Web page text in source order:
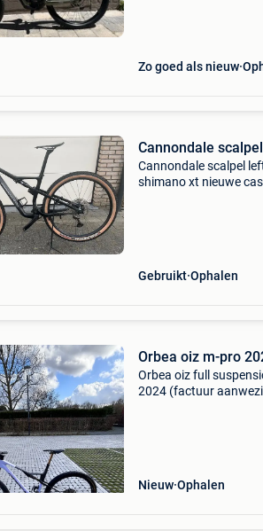
Zo goed als nieuw
Cannondale
Cannondale scalpel
shimano xt nieuwe
Gebruikt Ophalen
Orbea oiz m-pro
Orbea oiz full
2024 (factuur
Nieuw Ophalen